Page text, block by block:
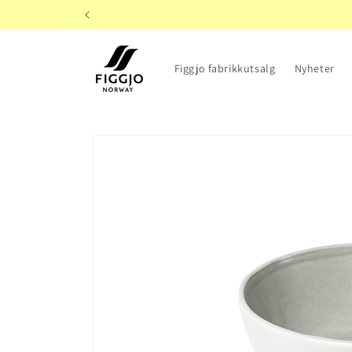
innholdet
Figgjo fabrikkutsalg Nyheter